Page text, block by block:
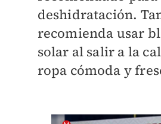
deshidratación.
recomienda usar
solar al salir a la
ropa cómoda y